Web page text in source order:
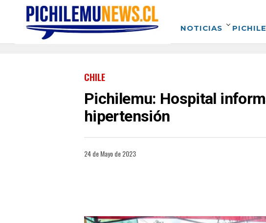
NOTICIAS
CHILE
Pichilemu: Hospital
hipertensión
24 de Mayo de 2023